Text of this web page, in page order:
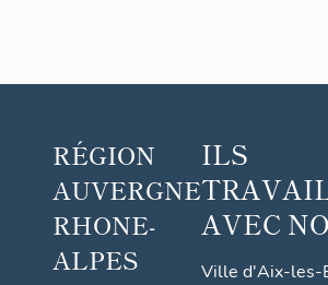
RÉGION
AUVERGNE
RHONE-
ALPES
ILS
AVEC
Ville d'Aix-les-